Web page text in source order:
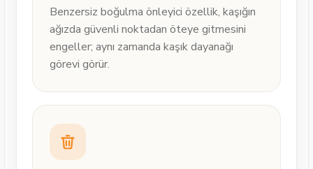
Benzersiz boğulma önleyici özellik, kaşığın
ağızda güvenli noktadan öteye gitmesini
engeller; aynı zamanda kaşık dayanağı
görevi görür.